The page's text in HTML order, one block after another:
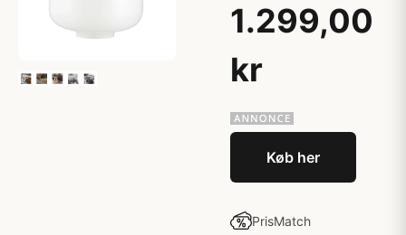
1.299,00
kr
Køb her
PrisMatch